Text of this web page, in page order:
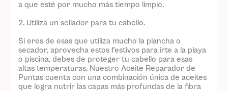
a que esté por mucho más tiempo limpio.
2. Utiliza un sellador para tu cabello.
Si eres de esas que utiliza mucho la plancha o
secador, aprovecha estos festivos para irte a la playa
o piscina, debes de proteger tu cabello para esas
altas temperaturas. Nuestro Aceite Reparador de
Puntas cuenta con una combinación única de aceites
que logra nutrir las capas más profundas de la fibra